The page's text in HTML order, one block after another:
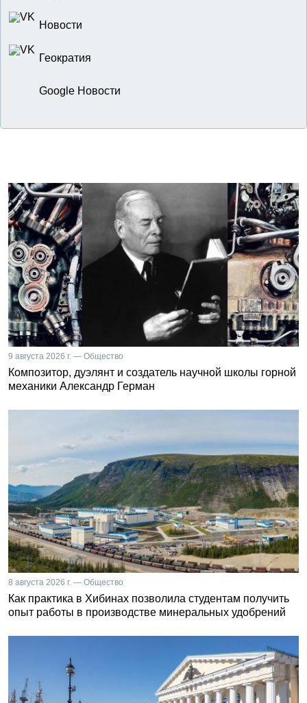
Новости
Геократия
Google Новости
9 августа 2026 г. — Общество
Композитор, дуэлянт и создатель научной школы горной
механики Александр Герман
8 августа 2026 г. — Общество
Как практика в Хибинах позволила студентам получить
опыт работы в производстве минеральных удобрений